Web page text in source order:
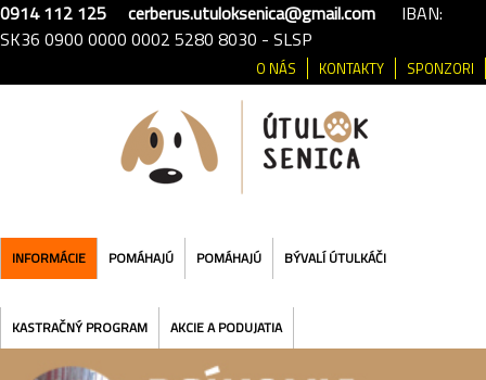
0914 112 125 cerberus.utuloksenica@gmail.com IBAN:
SK36 0900 0000 0002 5280 8030 - SLSP
SPONZORI
KONTAKTY
O NÁS
INFORMÁCIE POMÁHAJÚ POMÁHAJÚ BÝVALÍ ÚTULKÁČI
KASTRAČNÝ PROGRAM AKCIE A PODUJATIA